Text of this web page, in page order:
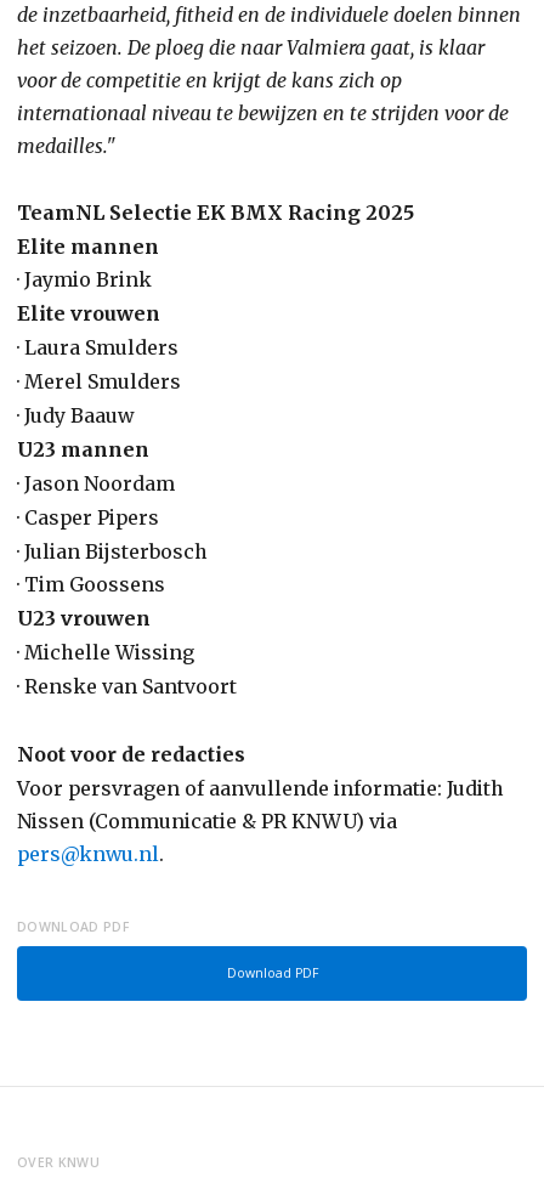
de inzetbaarheid, fitheid en de individuele doelen binnen
het seizoen. De ploeg die naar Valmiera gaat, is klaar
voor de competitie en krijgt de kans zich op
internationaal niveau te bewijzen en te strijden voor de
medailles."
TeamNL Selectie EK BMX Racing 2025
Elite mannen
· Jaymio Brink
Elite vrouwen
· Laura Smulders
· Merel Smulders
· Judy Baauw
U23 mannen
· Jason Noordam
· Casper Pipers
· Julian Bijsterbosch
· Tim Goossens
U23 vrouwen
· Michelle Wissing
· Renske van Santvoort
Noot voor de redacties
Voor persvragen of aanvullende informatie: Judith
Nissen (Communicatie & PR KNWU) via
pers@knwu.nl.
DOWNLOAD PDF
Download PDF
OVER KNWU